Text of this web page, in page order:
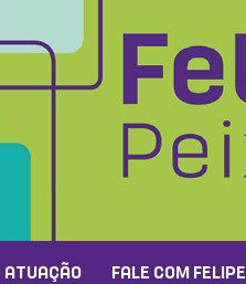
ATUAÇÃO FALE COM FELIPE